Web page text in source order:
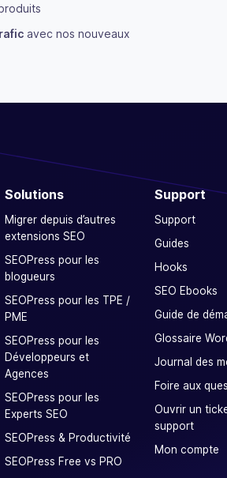
avec nos nouveaux
Solutions
Migrer depuis d’autres
extensions SEO
SEOPress pour les
blogueurs
SEOPress pour les TPE /
PME
SEOPress pour les
Développeurs et
Agences
SEOPress pour les
Experts SEO
SEOPress & Productivité
SEOPress Free vs PRO
Support
Support
Guides
Hooks
SEO Ebooks
Guide de
Glossaire
Journal des
Foire aux
Ouvrir un
support
Mon compte